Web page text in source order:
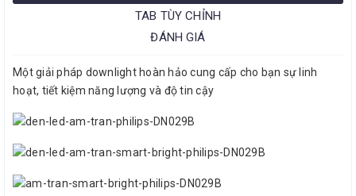
TAB TÙY CHỈNH
ĐÁNH GIÁ
Một giải pháp downlight hoàn hảo cung cấp cho bạn sự linh
hoạt, tiết kiệm năng lượng và độ tin cậy